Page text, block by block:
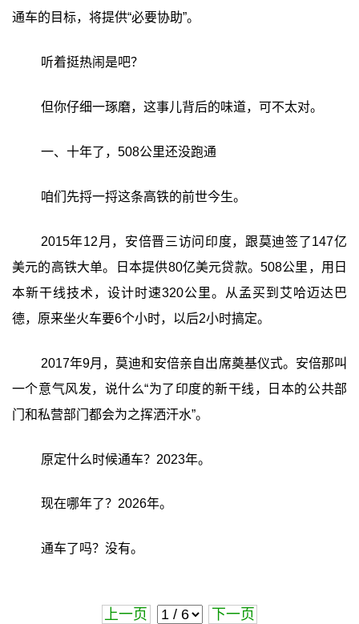
通车的目标，将提供“必要协助”。
听着挺热闹是吧？
但你仔细一琢磨，这事儿背后的味道，可不太对。
一、十年了，508公里还没跑通
咱们先捋一捋这条高铁的前世今生。
2015年12月，安倍晋三访问印度，跟莫迪签了147亿
美元的高铁大单。日本提供80亿美元贷款。508公里，用日
本新干线技术，设计时速320公里。从孟买到艾哈迈达巴
德，原来坐火车要6个小时，以后2小时搞定。
2017年9月，莫迪和安倍亲自出席奠基仪式。安倍那叫
一个意气风发，说什么“为了印度的新干线，日本的公共部
门和私营部门都会为之挥洒汗水”。
原定什么时候通车？2023年。
现在哪年了？2026年。
通车了吗？没有。
上一页 下一页